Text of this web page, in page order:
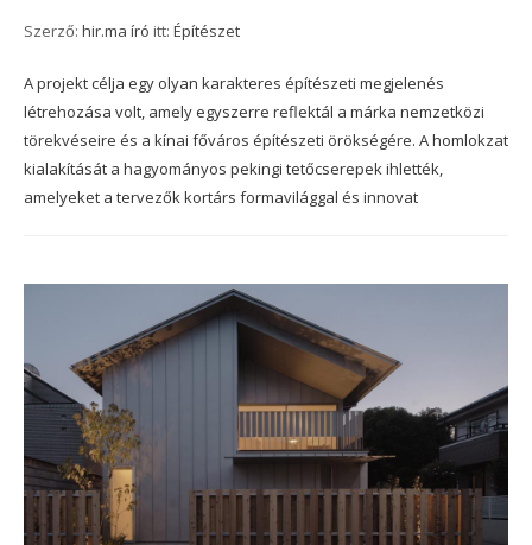
Szerző: hir.ma író itt: Építészet
A projekt célja egy olyan karakteres építészeti megjelenés
létrehozása volt, amely egyszerre reflektál a márka nemzetközi
törekvéseire és a kínai főváros építészeti örökségére. A homlokzat
kialakítását a hagyományos pekingi tetőcserepek ihlették,
amelyeket a tervezők kortárs formavilággal és innovat